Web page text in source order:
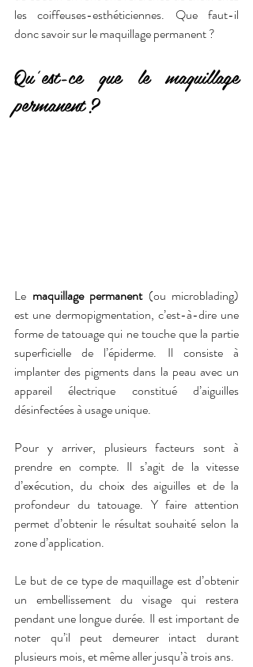
les coiffeuses-esthéticiennes. Que faut-il
donc savoir sur le maquillage permanent ?
Qu’est-ce que le maquillage
permanent ?
Le maquillage permanent (ou microblading)
est une dermopigmentation, c’est-à-dire une
forme de tatouage qui ne touche que la partie
superficielle de l’épiderme. Il consiste à
implanter des pigments dans la peau avec un
appareil électrique constitué d’aiguilles
désinfectées à usage unique.
Pour y arriver, plusieurs facteurs sont à
prendre en compte. Il s’agit de la vitesse
d’exécution, du choix des aiguilles et de la
profondeur du tatouage. Y faire attention
permet d’obtenir le résultat souhaité selon la
zone d’application.
Le but de ce type de maquillage est d’obtenir
un embellissement du visage qui restera
pendant une longue durée. Il est important de
noter qu’il peut demeurer intact durant
plusieurs mois, et même aller jusqu’à trois ans.